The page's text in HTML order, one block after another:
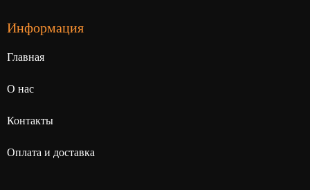
Информация
Главная
О нас
Контакты
Оплата и доставка